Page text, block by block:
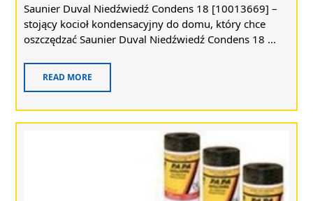
Saunier Duval Niedźwiedź Condens 18 [10013669] –
stojący kocioł kondensacyjny do domu, który chce
oszczędzać Saunier Duval Niedźwiedź Condens 18 ...
READ MORE